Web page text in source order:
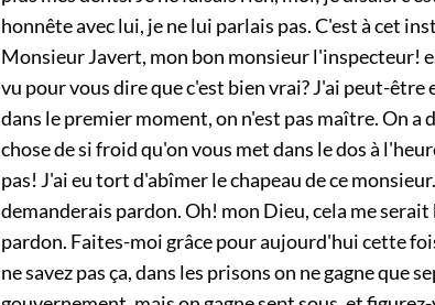
honnête avec lui, je ne lui parlais pas. C'est à cet
Monsieur Javert, mon bon monsieur l'inspecteur!
vu pour vous dire que c'est bien vrai? J'ai peut-être
dans le premier moment, on n'est pas maître. On a
chose de si froid qu'on vous met dans le dos à
pas! J'ai eu tort d'abîmer le chapeau de ce
demanderais pardon. Oh! mon Dieu, cela me
pardon. Faites-moi grâce pour aujourd'hui cette
ne savez pas ça, dans les prisons on ne gagne que